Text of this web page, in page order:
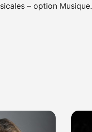
– option Musique.